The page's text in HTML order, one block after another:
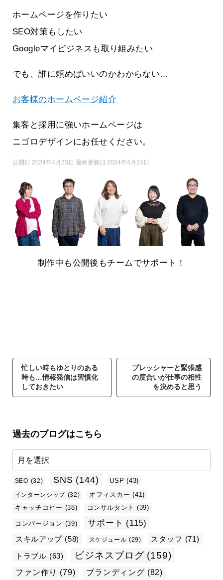
ホームページを作りたい
SEO対策もしたい
Googleマイビジネスも取り組みたい
でも、誰に頼めばいいのかわからない…
お客様のホームページ紹介
集客と採用に強いホームページは
ニゴロデザインにお任せください。
公開日 2024年4月23日 最終更新日 2024年4月24日
制作中も公開後もチームでサポート！
忙しい時もゆとりのある
時も…情報発信は習慣化
しておきたい
プレッシャーと緊張感
の度合いが仕事の相性
を決めると思う
過去のブログはこちら
SEO (32) SNS (144) USP (43)
インターンシップ (32) オフィスカー (41)
キャッチコピー (38) コンサルタント (39)
コンバージョン (39) サポート (115)
スキルアップ (58) スケジュール (29) スタッフ (71)
トラブル (63) ビジネスブログ (159)
ファン作り (79) ブランディング (82)